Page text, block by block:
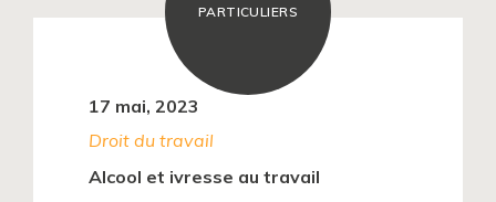
PARTICULIERS
17 mai, 2023
Droit du travail
Alcool et ivresse au travail